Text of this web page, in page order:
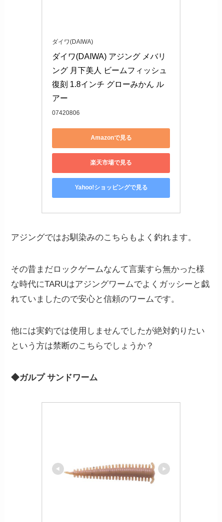
ダイワ(DAIWA)
ダイワ(DAIWA) アジング メバリ
ング 月下美人 ビームフィッシュ
復刻 1.8インチ グローみかん ル
アー
07420806
Amazonで見る
楽天市場で見る
Yahoo!ショッピングで見る
アジングではお馴染みのこちらもよく釣れます。
その昔まだロックゲームなんて言葉すら無かった様
な時代にTARUはアジングワームでよくガッシーと戯
れていましたので安心と信頼のワームです。
他には実釣では使用しませんでしたが絶対釣りたい
という方は禁断のこちらでしょうか？
◆ガルプ サンドワーム